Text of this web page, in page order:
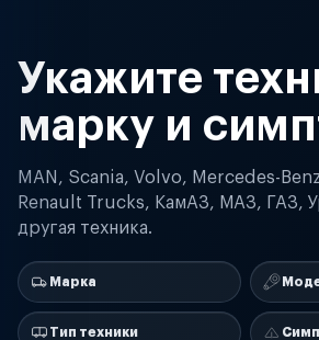
Укажите
марку и
MAN, Scania, Volvo, Mercedes-
Renault Trucks, КамАЗ, МАЗ, ГАЗ,
другая техника.
Марка
Тип техники